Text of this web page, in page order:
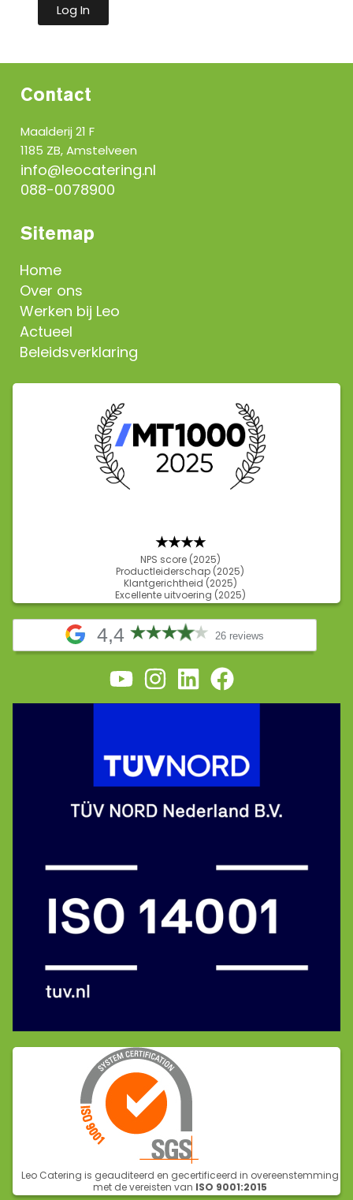
Log In
Contact
Maalderij 21 F
1185 ZB, Amstelveen
info@leocatering.nl
088-0078900
Sitemap
Home
Over ons
Werken bij Leo
Actueel
Beleidsverklaring
★★★★
NPS score (2025)
Productleiderschap (2025)
Klantgerichtheid (2025)
Excellente uitvoering (2025)
4,4 26 reviews
Leo Catering is geauditeerd en gecertificeerd in overeenstemming
met de vereisten van ISO 9001:2015